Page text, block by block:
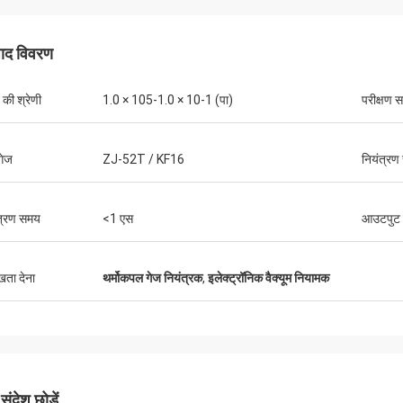
विवरण
की श्रेणी 1.0 × 105-1.0 × 10-1 (पा) परीक्षण
ZJ-52T / KF16 नियंत्रण
समय <1 एस आउटपुट
देना थर्मोकपल गेज नियंत्रक,इलेक्ट्रॉनिक वैक्यूम नियामक